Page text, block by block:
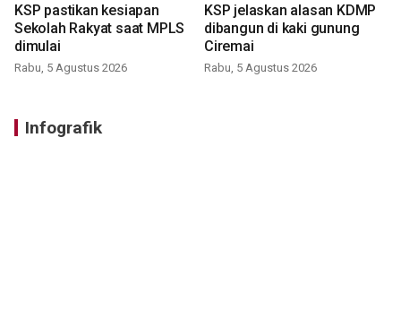
KSP pastikan kesiapan
Sekolah Rakyat saat MPLS
dimulai
Rabu, 5 Agustus 2026
KSP jelaskan alasan KDMP
dibangun di kaki gunung
Ciremai
Rabu, 5 Agustus 2026
Infografik